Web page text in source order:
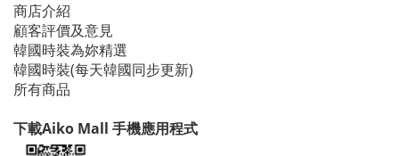
商店介紹
顧客評價及意見
韓國時裝為妳精選
韓國時裝(每天韓國同步更新)
所有商品
下載Aiko Mall 手機應用程式